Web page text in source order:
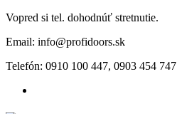
Vopred si tel. dohodnúť stretnutie.
Email: info@profidoors.sk
Telefón: 0910 100 447, 0903 454 747